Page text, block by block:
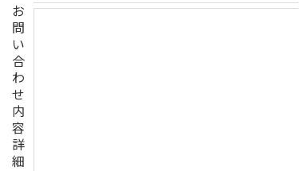
お
問
い
合
わ
せ
内
容
詳
細